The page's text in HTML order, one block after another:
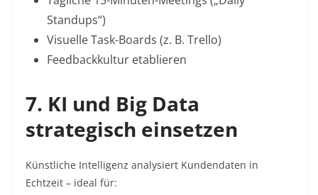
Standups“)
Visuelle Task-Boards (z. B. Trello)
Feedbackkultur etablieren
7. KI und Big Data
strategisch einsetzen
Künstliche Intelligenz analysiert Kundendaten in
Echtzeit – ideal für: